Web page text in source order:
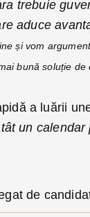
trebuie
aduce
și vom
bună soluție
a luării
un